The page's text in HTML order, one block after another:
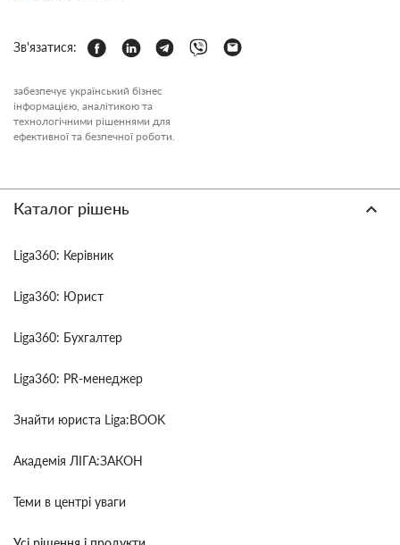
Зв'язатися:
забезпечує український бізнес
інформацією, аналітикою та
технологічними рішеннями для
ефективної та безпечної роботи.
Каталог рішень
Liga360: Керівник
Liga360: Юрист
Liga360: Бухгалтер
Liga360: PR-менеджер
Знайти юриста Liga:BOOK
Академія ЛІГА:ЗАКОН
Теми в центрі уваги